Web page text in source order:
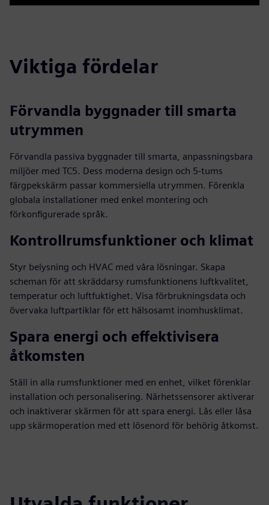
Play Mute Settings
PIP
Enter
Viktiga fördelar
Förvandla byggnader till smarta
utrymmen
Förvandla passiva byggnader till smarta, anpassningsbara
miljöer med TC5. Dess moderna design och 5-tums
färgpekskärm passar kommersiella utrymmen. Förenkla
globala installationer med enkel montering och
förkonfigurerade språk.
Kontrollrumsfunktioner och klimat
Styr belysning och HVAC med våra lösningar. Skapa
scheman för att skräddarsy rumsfunktionens luftkvalitet,
temperatur och luftfuktighet. Visa förbrukningsdata och
övervaka luftpartiklar för ett hälsosamt inomhusklimat.
Spara energi och effektivisera
åtkomsten
Ställ in alla rumsfunktioner med en enhet, vilket förenklar
installation och personalisering. Närhetssensorer aktiverar
och inaktiverar skärmen för att spara energi. Lås eller låsa
upp skärmoperation med ett lösenord för behörig åtkomst.